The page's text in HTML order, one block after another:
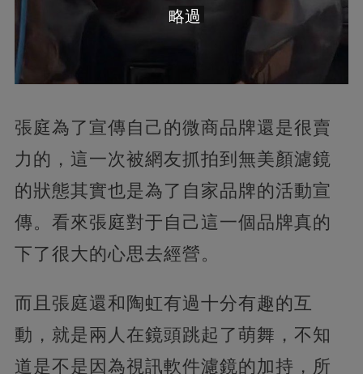
張庭為了宣傳自己的微商品牌還是很賣
力的，這一次被網友抓拍到無美顏濾鏡
的狀態其實也是為了自家品牌的活動宣
傳。看來張庭對于自己這一個品牌真的
下了很大的心思去經營。
而且張庭還和陶虹有過十分有趣的互
動，就是兩人在鏡頭跳起了萌舞，不知
道是不是因為視訊軟件濾鏡的加持，所
略過